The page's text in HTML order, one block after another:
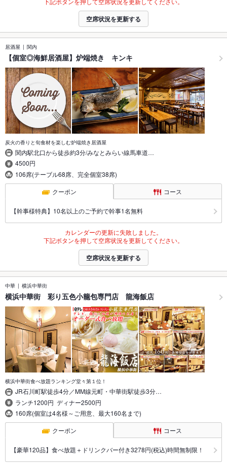
空席状況を更新する
居酒屋 関内
【個室◎海鮮居酒屋】炉端焼き キンキ
炭火の香りと旬食材を楽しむ炉端焼き居酒屋
関内駅北口から徒歩約3分/みなとみらい線馬車道…
4500円
106席(テーブル68席、完全個室38席)
クーポン コース
【幹事様特典】10名以上のご予約で幹事1名無料
カレンダーの更新に失敗しました。
下記ボタンを押して空席状況を更新してください。
空席状況を更新する
中華 横浜中華街
横浜中華街 彩り五色小籠包専門店 龍海飯店
横浜中華街食べ放題ランキング堂々第１位！
JR石川町駅徒歩4分／MM線元町・中華街駅徒歩3分…
ランチ1200円 ディナー2500円
160席(個室は4名様～ご用意、最大160名まで)
クーポン コース
【豪華120品】食べ放題＋ドリンクバー付き3278円(税込)時間無制限！